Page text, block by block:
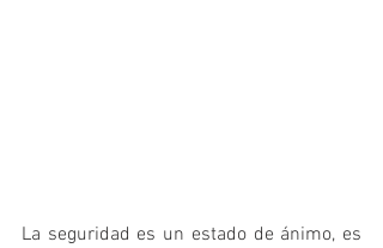
La seguridad es un estado de ánimo, es